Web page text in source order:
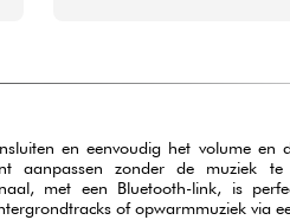
en eenvoudig het volume en
aanpassen zonder de muziek te
met een Bluetooth-link, is
of opwarmmuziek via